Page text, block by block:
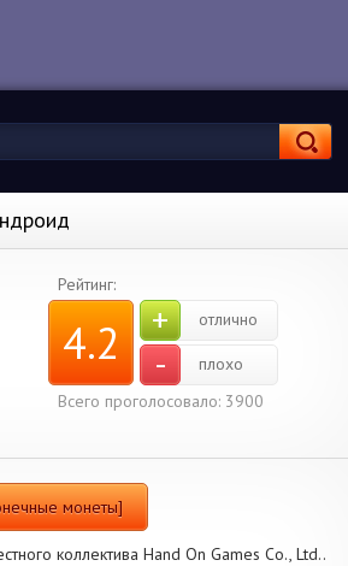
Рейтинг:
4.2 + отлично
-
плохо
Всего проголосовало: 3900
монеты]
коллектива Hand On Games Co., Ltd..